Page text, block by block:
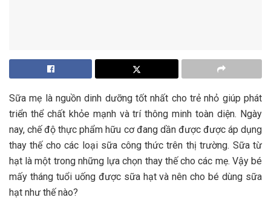
Sữa mẹ là nguồn dinh dưỡng tốt nhất cho trẻ nhỏ giúp phát
triển thể chất khỏe mạnh và trí thông minh toàn diện. Ngày
nay, chế độ thực phẩm hữu cơ đang dần được được áp dụng
thay thế cho các loại sữa công thức trên thị trường. Sữa từ
hạt là một trong những lựa chọn thay thế cho các mẹ. Vậy bé
mấy tháng tuổi uống được sữa hạt và nên cho bé dùng sữa
hạt như thế nào?